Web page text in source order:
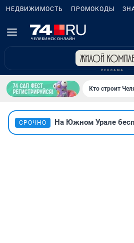
НЕДВИЖИМОСТЬ ПРОМОКОДЫ
Кто строит
СРОЧНО На Южном Урале